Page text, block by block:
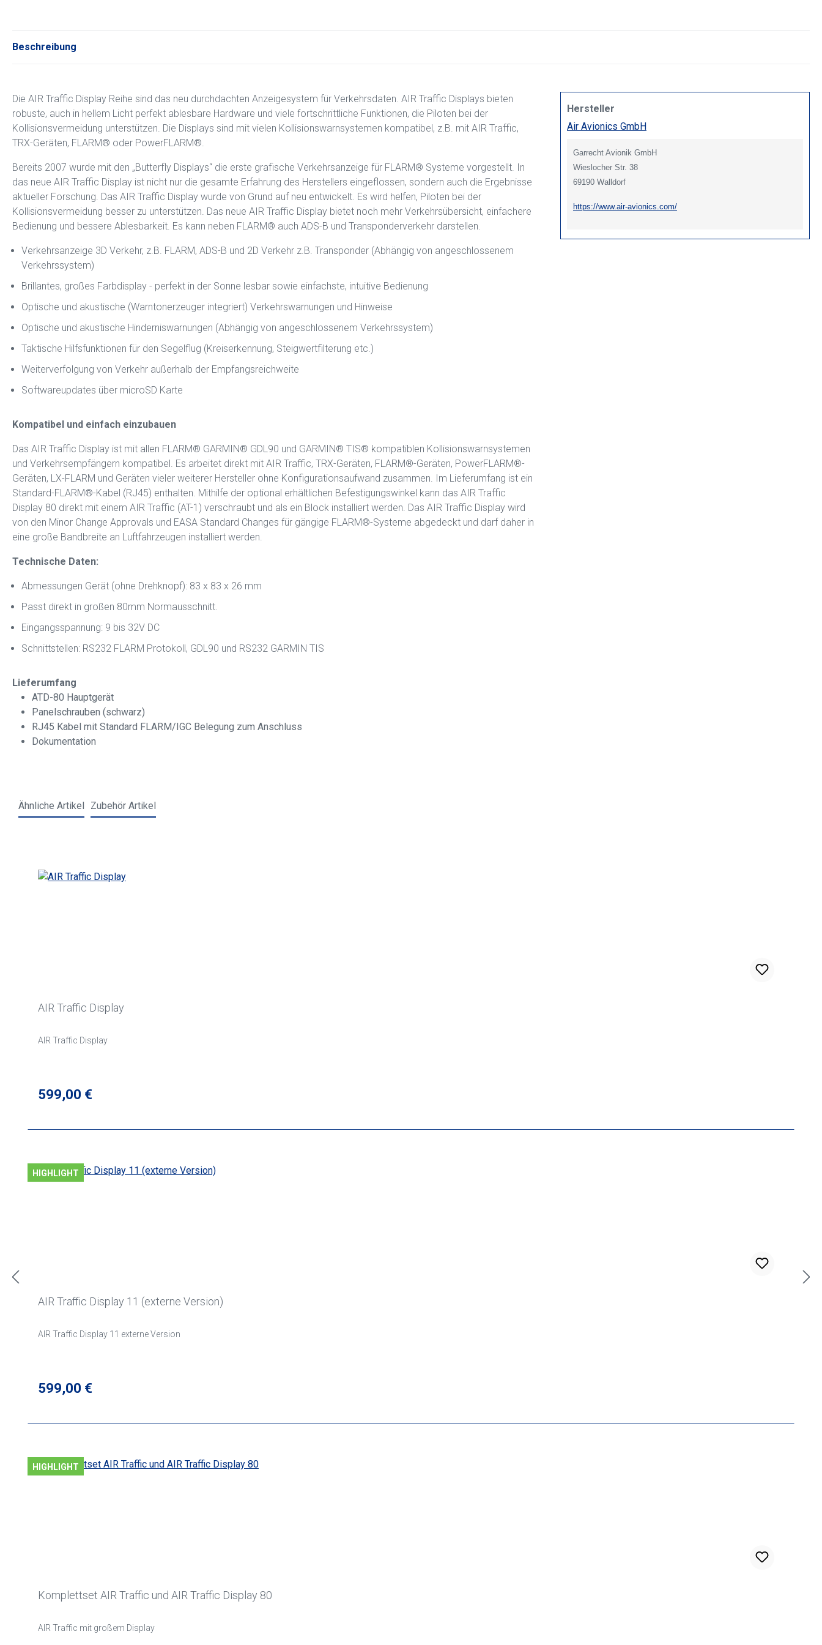
Beschreibung
Die AIR Traffic Display Reihe sind das neu durchdachten Anzeigesystem für Verkehrsdaten. AIR Traffic Displays bieten
robuste, auch in hellem Licht perfekt ablesbare Hardware und viele fortschrittliche Funktionen, die Piloten bei der
Kollisionsvermeidung unterstützen. Die Displays sind mit vielen Kollisionswarnsystemen kompatibel, z.B. mit AIR Traffic,
TRX-Geräten, FLARM® oder PowerFLARM®.
Bereits 2007 wurde mit den „Butterfly Displays“ die erste grafische Verkehrsanzeige für FLARM® Systeme vorgestellt. In
das neue AIR Traffic Display ist nicht nur die gesamte Erfahrung des Herstellers eingeflossen, sondern auch die Ergebnisse
aktueller Forschung. Das AIR Traffic Display wurde von Grund auf neu entwickelt. Es wird helfen, Piloten bei der
Kollisionsvermeidung besser zu unterstützen. Das neue AIR Traffic Display bietet noch mehr Verkehrsübersicht, einfachere
Bedienung und bessere Ablesbarkeit. Es kann neben FLARM® auch ADS-B und Transponderverkehr darstellen.
Verkehrsanzeige 3D Verkehr, z.B. FLARM, ADS-B und 2D Verkehr z.B. Transponder (Abhängig von angeschlossenem
Verkehrssystem)
Brillantes, großes Farbdisplay - perfekt in der Sonne lesbar sowie einfachste, intuitive Bedienung
Optische und akustische (Warntonerzeuger integriert) Verkehrswarnungen und Hinweise
Optische und akustische Hinderniswarnungen (Abhängig von angeschlossenem Verkehrssystem)
Taktische Hilfsfunktionen für den Segelflug (Kreiserkennung, Steigwertfilterung etc.)
Weiterverfolgung von Verkehr außerhalb der Empfangsreichweite
Softwareupdates über microSD Karte
Kompatibel und einfach einzubauen
Das AIR Traffic Display ist mit allen FLARM® GARMIN® GDL90 und GARMIN® TIS® kompatiblen Kollisionswarnsystemen
und Verkehrsempfängern kompatibel. Es arbeitet direkt mit AIR Traffic, TRX-Geräten, FLARM®-Geräten, PowerFLARM®-
Geräten, LX-FLARM und Geräten vieler weiterer Hersteller ohne Konfigurationsaufwand zusammen. Im Lieferumfang ist ein
Standard-FLARM®-Kabel (RJ45) enthalten. Mithilfe der optional erhältlichen Befestigungswinkel kann das AIR Traffic
Display 80 direkt mit einem AIR Traffic (AT-1) verschraubt und als ein Block installiert werden. Das AIR Traffic Display wird
von den Minor Change Approvals und EASA Standard Changes für gängige FLARM®-Systeme abgedeckt und darf daher in
eine große Bandbreite an Luftfahrzeugen installiert werden.
Technische Daten:
Abmessungen Gerät (ohne Drehknopf): 83 x 83 x 26 mm
Passt direkt in großen 80mm Normausschnitt.
Eingangsspannung: 9 bis 32V DC
Schnittstellen: RS232 FLARM Protokoll, GDL90 und RS232 GARMIN TIS
Lieferumfang
ATD-80 Hauptgerät
Panelschrauben (schwarz)
RJ45 Kabel mit Standard FLARM/IGC Belegung zum Anschluss
Dokumentation
Hersteller
Air Avionics GmbH
Garrecht Avionik GmbH
Wieslocher Str. 38
69190 Walldorf
https://www.air-avionics.com/
Ähnliche Artikel Zubehör Artikel
AIR Traffic Display
AIR Traffic Display
Regulärer Preis:
599,00 €
HIGHLIGHT
AIR Traffic Display 11 (externe Version)
AIR Traffic Display 11 externe Version
Regulärer Preis:
599,00 €
HIGHLIGHT
Komplettset AIR Traffic und AIR Traffic Display 80
AIR Traffic mit großem Display